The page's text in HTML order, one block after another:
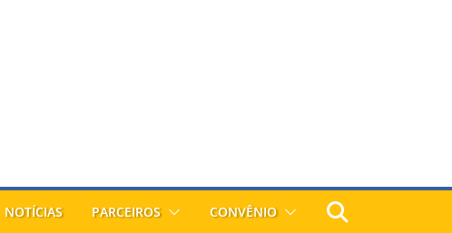
NOTÍCIAS PARCEIROS CONVÊNIO